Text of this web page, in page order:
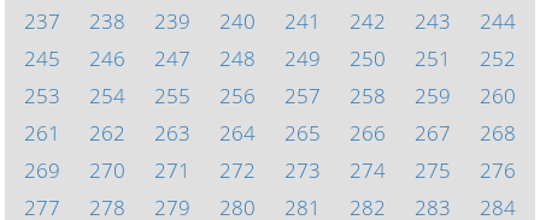
237
238 239 240 241 242 243
244
245
246 247 248 249 250 251
252
253
254 255 256 257 258 259
260
261
262 263 264 265 266 267
268
269
270 271 272 273 274 275
276
277
278 279 280 281 282 283
284